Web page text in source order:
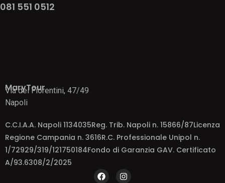
081 551 0512
MaryTour
Via dei Fiorentini, 47/49
Napoli
C.C.I.A.A. Napoli 1134035Reg. Trib. Napoli n. 15866/87Licenza
Regione Campania n. 3616R.C. Professionale Unipol n.
1/72929/319/121750184Fondo di Garanzia GAV. Certificato
A/93.6308/2/2025